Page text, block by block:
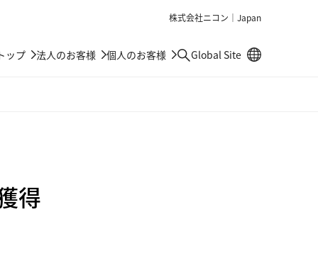
株式会社ニコン｜Japan
ップ
法人のお客様 個人のお客様 検索Global Site別窓で遷移しま
得